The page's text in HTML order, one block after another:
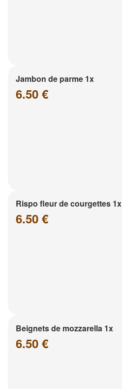
Jambon de parme 1x
6.50 €
Rispo fleur de courgettes 1x
6.50 €
Beignets de mozzarella 1x
6.50 €